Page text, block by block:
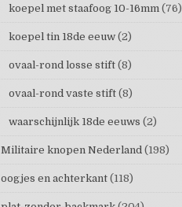
koepel met staafoog 10-16mm (76)
koepel tin 18de eeuw (2)
ovaal-rond losse stift (8)
ovaal-rond vaste stift (8)
waarschijnlijk 18de eeuws (2)
Militaire knopen Nederland (198)
oogjes en achterkant (118)